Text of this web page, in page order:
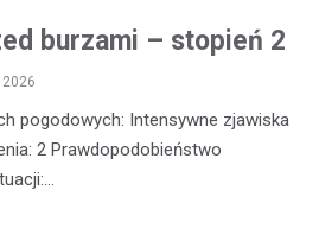
burzami – stopień 2
pogodowych: Intensywne zjawiska
2 Prawdopodobieństwo